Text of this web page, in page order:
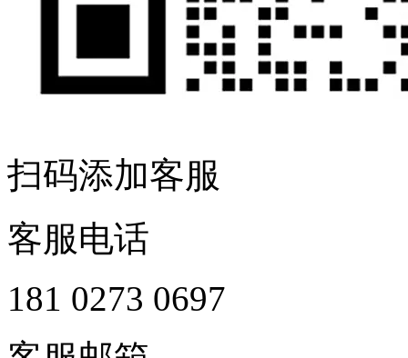
扫码添加客服
客服电话
181 0273 0697